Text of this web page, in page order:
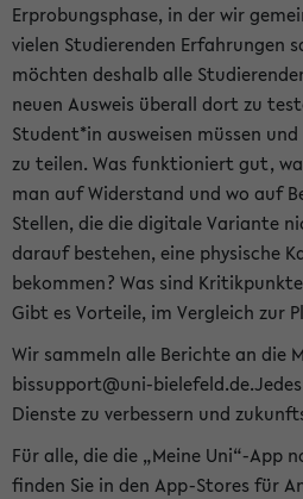
Erprobungsphase, in der wir
vielen Studierenden Erfahrungen
möchten deshalb alle
neuen Ausweis überall dort zu
Student*in ausweisen müssen
zu teilen. Was funktioniert gut,
man auf Widerstand und wo auf
Stellen, die die digitale Variante
darauf bestehen, eine physische
bekommen? Was sind
Gibt es Vorteile, im Vergleich zur
Wir sammeln alle Berichte an die
bissupport@uni-
Dienste zu verbessern und
Für alle, die die „Meine Uni“-App
finden Sie in den App-Stores für